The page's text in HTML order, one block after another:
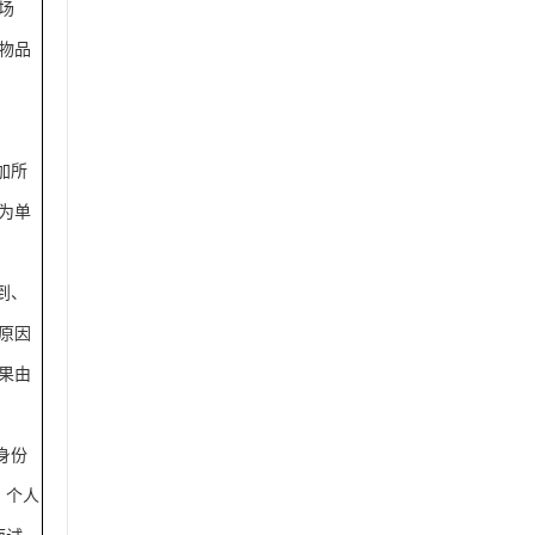
品
所
单
因
由
份
个人